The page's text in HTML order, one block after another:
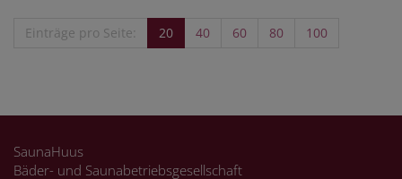
Einträge pro Seite: 20 40 60 80 100
SaunaHuus
Bäder- und Saunabetriebsgesellschaft